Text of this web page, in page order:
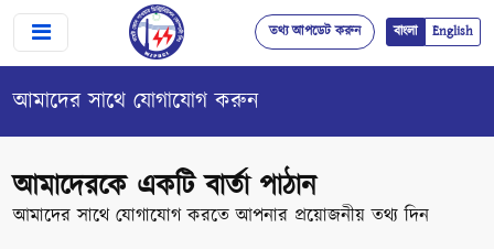
তথ্য আপডেট করুন বাংলা English
আমাদের সাথে যোগাযোগ করুন
আমাদেরকে একটি বার্তা পাঠান
আমাদের সাথে যোগাযোগ করতে আপনার প্রয়োজনীয় তথ্য দিন